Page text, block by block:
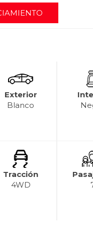
Exterior
Blanco
Tracción
4WD